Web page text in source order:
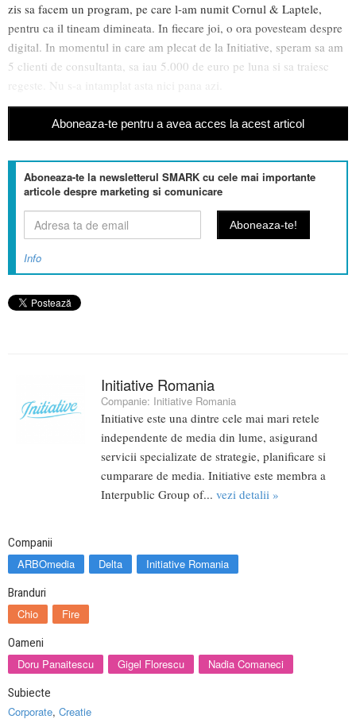
zis sa facem un program, pe care l-am numit Cornul & Laptele,
pentru ca il tineam dimineata. In fiecare joi, o ora povesteam despre
digital. In momentul in care am plecat de la Initiative, speram sa am
5 clienti de consultanta, sa iau 5.000 de euro pe luna si sa traiesc
regeste. Nu s-a intamplat asta nici pana azi.
Aboneaza-te pentru a avea acces la acest articol
Aboneaza-te la newsletterul SMARK cu cele mai importante
articole despre marketing si comunicare
Info
Initiative Romania
Companie: Initiative Romania
Initiative este una dintre cele mai mari retele
independente de media din lume, asigurand
servicii specializate de strategie, planificare si
cumparare de media. Initiative este membra a
Interpublic Group of... vezi detalii »
Companii
ARBOmedia Delta Initiative Romania
Branduri
Chio Fire
Oameni
Doru Panaitescu Gigel Florescu Nadia Comaneci
Subiecte
Corporate, Creatie